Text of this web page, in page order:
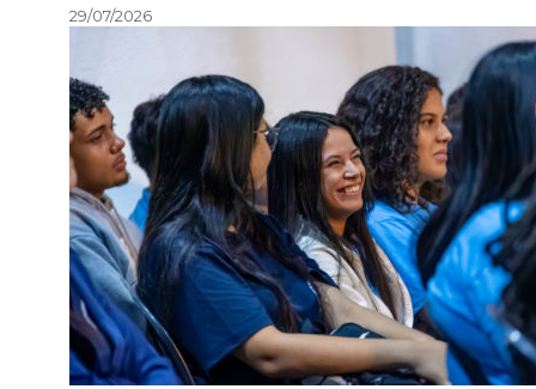
29/07/2026